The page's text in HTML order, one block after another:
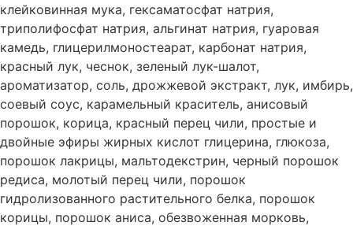
клейковинная мука, гексаматосфат натрия,
триполифосфат натрия, альгинат натрия, гуаровая
камедь, глицерилмоностеарат, карбонат натрия,
красный лук, чеснок, зеленый лук-шалот,
ароматизатор, соль, дрожжевой экстракт, лук, имбирь,
соевый соус, карамельный краситель, анисовый
порошок, корица, красный перец чили, простые и
двойные эфиры жирных кислот глицерина, глюкоза,
порошок лакрицы, мальтодекстрин, черный порошок
редиса, молотый перец чили, порошок
гидролизованного растительного белка, порошок
корицы, порошок аниса, обезвоженная морковь,